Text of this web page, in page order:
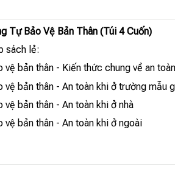
Tự Bảo Vệ Bản Thân (Túi 4 Cuốn)
sách lẻ:
vệ bản thân - Kiến thức chung về an toàn
vệ bản thân - An toàn khi ở trường mẫu
vệ bản thân - An toàn khi ở nhà
vệ bản thân - An toàn khi ở ngoài